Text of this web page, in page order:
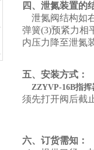
四、泄氮装置的
泄氮阀结构如
弹簧(3)预紧力相
内压力降至泄氮
五、安装方式：
ZZYVP-16B指挥
须先打开阀后截
六、订货需知：